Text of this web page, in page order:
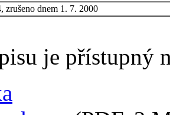
zrušeno dnem 1. 7. 2000
je přístupný